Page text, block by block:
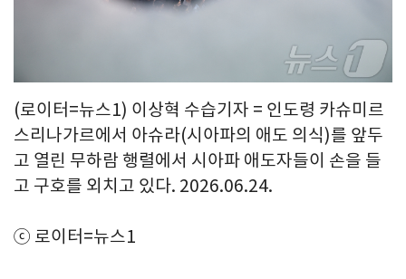
(로이터=뉴스1) 이상혁 수습기자 = 인도령 카슈미르
스리나가르에서 아슈라(시아파의 애도 의식)를 앞두
고 열린 무하람 행렬에서 시아파 애도자들이 손을 들
고 구호를 외치고 있다. 2026.06.24.
ⓒ 로이터=뉴스1